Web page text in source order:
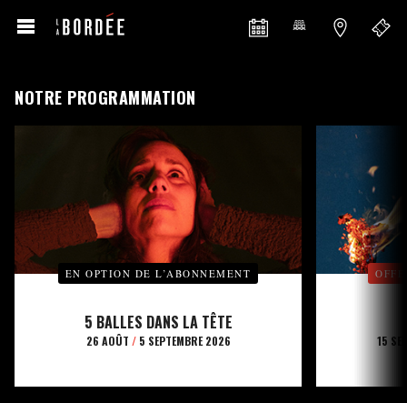
NOTRE PROGRAMMATION
EN OPTION DE L’ABONNEMENT
5 BALLES DANS LA TÊTE
26 AOÛT /5 SEPTEMBRE 2026 15